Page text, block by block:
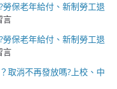
保老年給付、新制勞工退
言
保老年給付、新制勞工退
言
取消不再發放嗎?上校、中